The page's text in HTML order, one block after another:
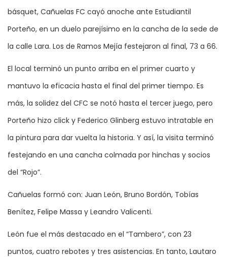
básquet, Cañuelas FC cayó anoche ante Estudiantil
Porteño, en un duelo parejísimo en la cancha de la sede de
la calle Lara. Los de Ramos Mejía festejaron al final, 73 a 66.
El local terminó un punto arriba en el primer cuarto y
mantuvo la eficacia hasta el final del primer tiempo. Es
más, la solidez del CFC se notó hasta el tercer juego, pero
Porteño hizo click y Federico Glinberg estuvo intratable en
la pintura para dar vuelta la historia. Y así, la visita terminó
festejando en una cancha colmada por hinchas y socios
del “Rojo”.
Cañuelas formó con: Juan León, Bruno Bordón, Tobías
Benítez, Felipe Massa y Leandro Valicenti.
León fue el más destacado en el “Tambero”, con 23
puntos, cuatro rebotes y tres asistencias. En tanto, Lautaro